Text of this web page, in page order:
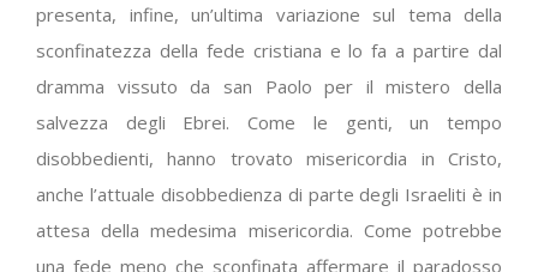
presenta, infine, un’ultima variazione sul tema della
sconfinatezza della fede cristiana e lo fa a partire dal
dramma vissuto da san Paolo per il mistero della
salvezza degli Ebrei. Come le genti, un tempo
disobbedienti, hanno trovato misericordia in Cristo,
anche l’attuale disobbedienza di parte degli Israeliti è in
attesa della medesima misericordia. Come potrebbe
una fede meno che sconfinata affermare il paradosso